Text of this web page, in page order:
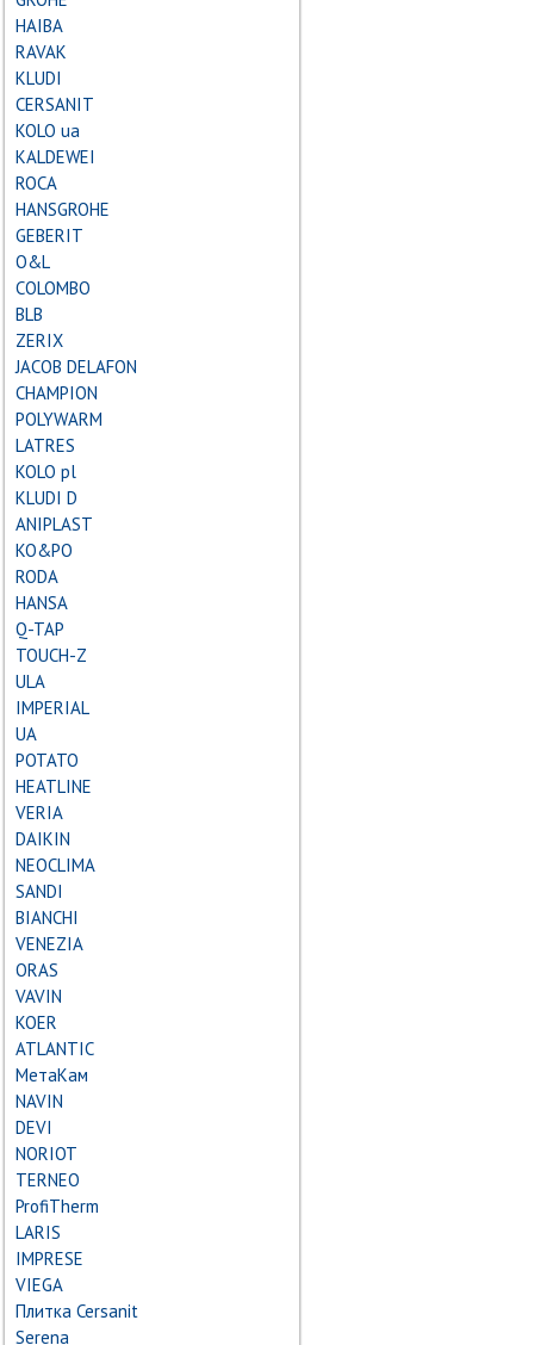
HAIBA
RAVAK
KLUDI
CERSANIT
KOLO ua
KALDEWEI
ROCA
HANSGROHE
GEBERIT
О&L
COLOMBO
BLB
ZERIX
JACOB DELAFON
CHAMPION
POLYWARM
LATRES
KOLO pl
KLUDI D
ANIPLAST
KO&PO
RODA
HANSA
Q-TAP
TOUCH-Z
ULA
IMPERIAL
UA
POTATO
HEATLINE
VERIA
DAIKIN
NEOCLIMA
SANDI
BIANCHI
VENEZIA
ORAS
VAVIN
KOER
ATLANTIC
МетаКам
NAVIN
DEVI
NORIOT
TERNEO
ProfiTherm
LARIS
IMPRESE
VIEGA
Плитка Cersanit
Serena